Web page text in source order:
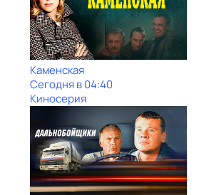
Каменская
Сегодня в 04:40
Киносерия